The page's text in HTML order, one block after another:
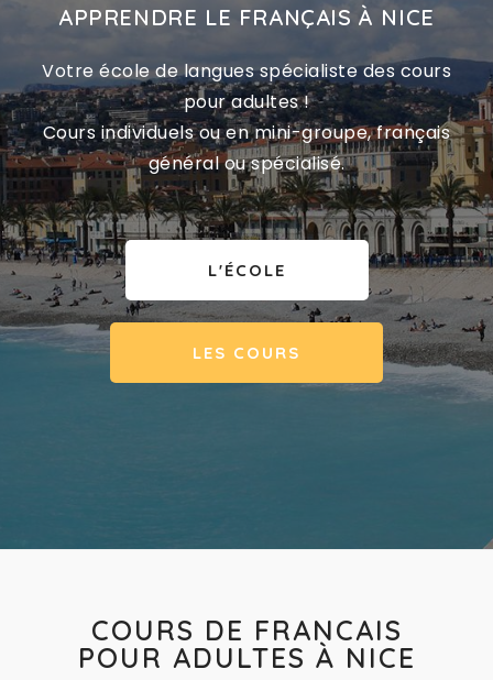
APPRENDRE LE FRANÇAIS À NICE
Votre école de langues spécialiste des cours
pour adultes !
Cours individuels ou en mini-groupe, français
général ou spécialisé.
L'ÉCOLE
LES COURS
COURS DE FRANCAIS
POUR ADULTES À NICE